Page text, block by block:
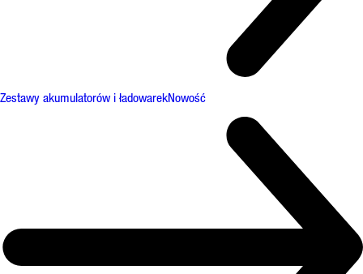
Zestawy akumulatorów i ładowarekNowość